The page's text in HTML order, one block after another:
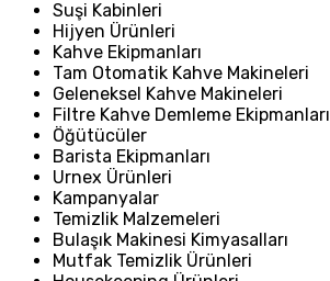
Suşi Kabinleri
Hijyen Ürünleri
Kahve Ekipmanları
Tam Otomatik Kahve Makineleri
Geleneksel Kahve Makineleri
Filtre Kahve Demleme Ekipmanları
Öğütücüler
Barista Ekipmanları
Urnex Ürünleri
Kampanyalar
Temizlik Malzemeleri
Bulaşık Makinesi Kimyasalları
Mutfak Temizlik Ürünleri